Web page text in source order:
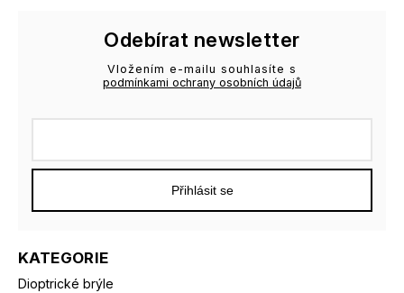
KATEGORIE
Dioptrické brýle
Odebírat newsletter
Vložením e-mailu souhlasíte s
podmínkami ochrany osobních údajů
Přihlásit se